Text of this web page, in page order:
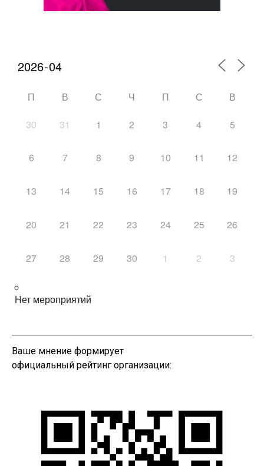
П В С Ч П С В
30 31 1 2 3 4 5
6 7 8 9 10 11 12
13 14 15 16 17 18 19
20 21 22 23 24 25 26
27 28 29 30 1 2 3
Нет мероприятий
Ваше мнение формирует
официальный рейтинг организации: